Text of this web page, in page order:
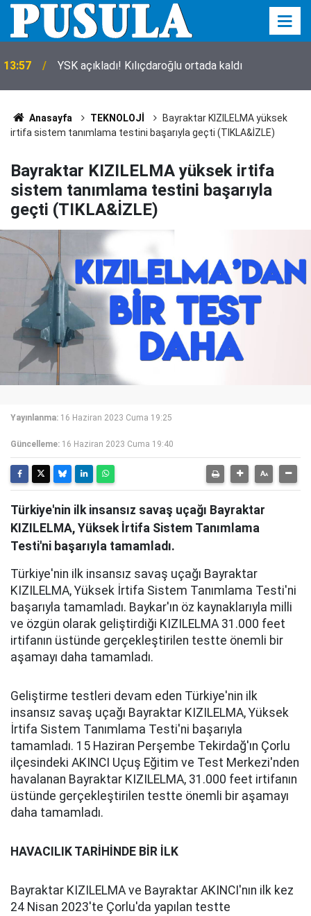
13:57 YSK açıkladı! Kılıçdaroğlu ortada kaldı
Anasayfa TEKNOLOJİ
Bayraktar KIZILELMA yüksek
irtifa sistem tanımlama testini başarıyla geçti (TIKLA&İZLE)
Bayraktar KIZILELMA yüksek irtifa
sistem tanımlama testini başarıyla
geçti (TIKLA&İZLE)
Yayınlanma: 16 Haziran 2023 Cuma 19:25
Güncelleme: 16 Haziran 2023 Cuma 19:40
Türkiye'nin ilk insansız savaş uçağı Bayraktar
KIZILELMA, Yüksek İrtifa Sistem Tanımlama
Testi'ni başarıyla tamamladı.
Türkiye'nin ilk insansız savaş uçağı Bayraktar
KIZILELMA, Yüksek İrtifa Sistem Tanımlama Testi'ni
başarıyla tamamladı. Baykar'ın öz kaynaklarıyla milli
ve özgün olarak geliştirdiği KIZILELMA 31.000 feet
irtifanın üstünde gerçekleştirilen testte önemli bir
aşamayı daha tamamladı.
Geliştirme testleri devam eden Türkiye'nin ilk
insansız savaş uçağı Bayraktar KIZILELMA, Yüksek
İrtifa Sistem Tanımlama Testi'ni başarıyla
tamamladı. 15 Haziran Perşembe Tekirdağ'ın Çorlu
ilçesindeki AKINCI Uçuş Eğitim ve Test Merkezi'nden
havalanan Bayraktar KIZILELMA, 31.000 feet irtifanın
üstünde gerçekleştirilen testte önemli bir aşamayı
daha tamamladı.
HAVACILIK TARİHİNDE BİR İLK
Bayraktar KIZILELMA ve Bayraktar AKINCI'nın ilk kez
24 Nisan 2023'te Çorlu'da yapılan testte